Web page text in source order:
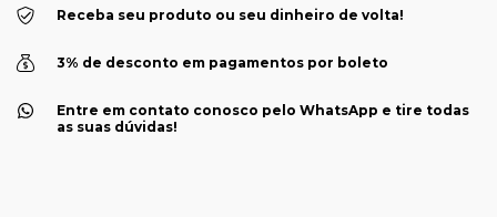
Receba seu produto ou seu dinheiro de volta!
3% de desconto em pagamentos por boleto
Entre em contato conosco pelo WhatsApp e tire todas
as suas dúvidas!